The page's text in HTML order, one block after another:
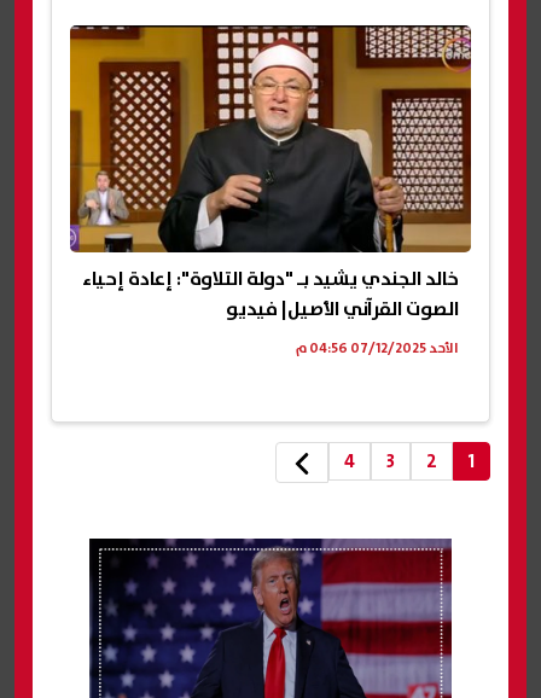
خالد الجندي يشيد بـ "دولة التلاوة": إعادة إحياء
الصوت القرآني الأصيل| فيديو
الأحد 07/12/2025 04:56 م
1
2
3
4